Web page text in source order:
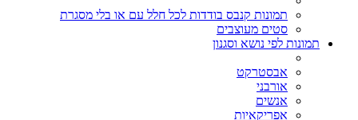
תמונות קנבס בודדות לכל חלל עם או בלי מסגרת
סטים מעוצבים
תמונות לפי נושא וסגנון
אבסטרקט
אורבני
אנשים
אפריקאיות